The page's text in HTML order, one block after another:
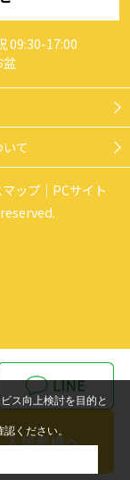
09:30-17:00
盆
て
ップ
PCサイト
ス向上検討を目的と
認ください。